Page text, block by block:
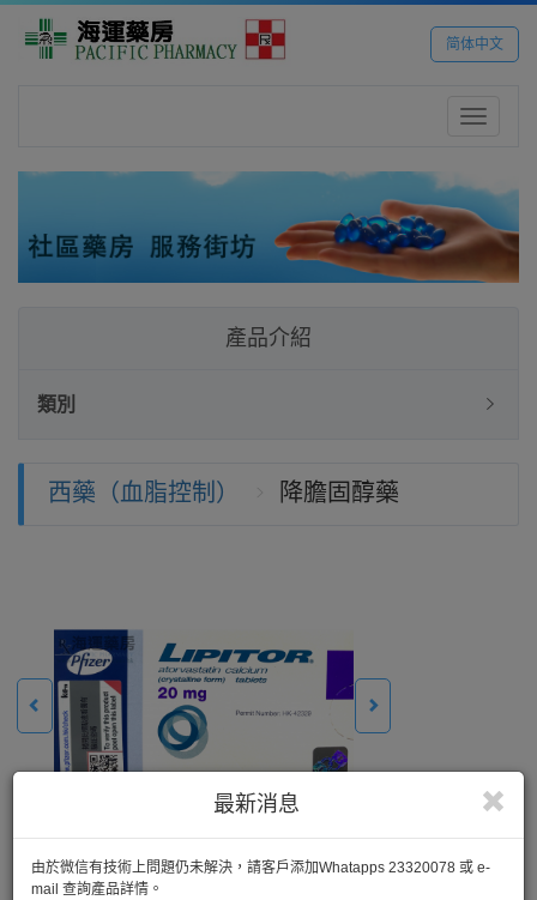
简体中文
Toggle
最新消息
由於微信有技術上問題仍未解決，請客戶添加Whatapps 23320078 或 e-
mail 查詢產品詳情。
產品介紹
類別
西藥（血脂控制） 降膽固醇藥